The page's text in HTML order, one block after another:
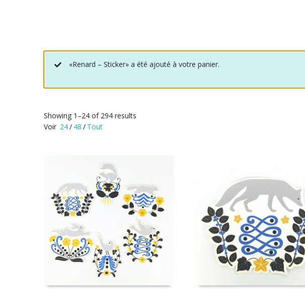
«Renard – Sticker» a été ajouté à votre panier.
Showing 1–24 of 294 results
Voir 24/ 48 / Tout